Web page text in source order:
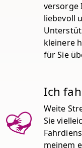
versorge
liebevoll
kleinere
für Sie
Ich
Weite
Sie
meinem